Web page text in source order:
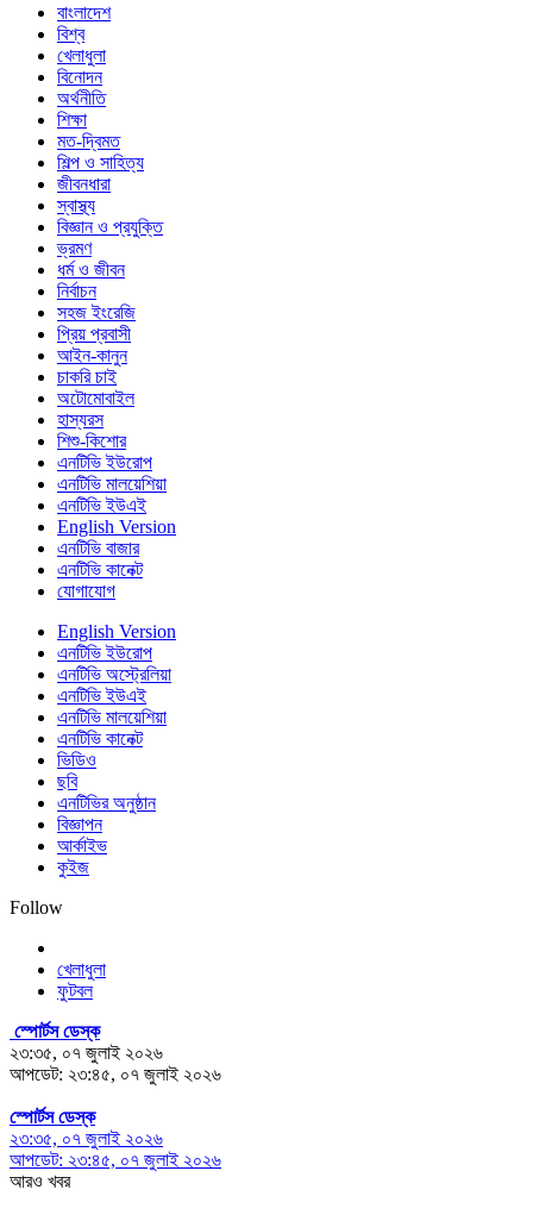
বাংলাদেশ
বিশ্ব
খেলাধুলা
বিনোদন
অর্থনীতি
শিক্ষা
মত-দ্বিমত
শিল্প ও সাহিত্য
জীবনধারা
স্বাস্থ্য
বিজ্ঞান ও প্রযুক্তি
ভ্রমণ
ধর্ম ও জীবন
নির্বাচন
সহজ ইংরেজি
প্রিয় প্রবাসী
আইন-কানুন
চাকরি চাই
অটোমোবাইল
হাস্যরস
শিশু-কিশোর
এনটিভি ইউরোপ
এনটিভি মালয়েশিয়া
এনটিভি ইউএই
English Version
এনটিভি বাজার
এনটিভি কানেক্ট
যোগাযোগ
English Version
এনটিভি ইউরোপ
এনটিভি অস্ট্রেলিয়া
এনটিভি ইউএই
এনটিভি মালয়েশিয়া
এনটিভি কানেক্ট
ভিডিও
ছবি
এনটিভির অনুষ্ঠান
বিজ্ঞাপন
আর্কাইভ
কুইজ
Follow
খেলাধুলা
ফুটবল
স্পোর্টস ডেস্ক
২৩:৩৫, ০৭ জুলাই ২০২৬
আপডেট: ২৩:৪৫, ০৭ জুলাই ২০২৬
স্পোর্টস ডেস্ক
২৩:৩৫, ০৭ জুলাই ২০২৬
আপডেট: ২৩:৪৫, ০৭ জুলাই ২০২৬
আরও খবর